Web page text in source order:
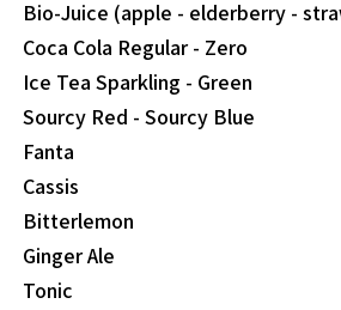
Bio-Juice (apple - elderberry -
Coca Cola Regular - Zero
Ice Tea Sparkling - Green
Sourcy Red - Sourcy Blue
Fanta
Cassis
Bitterlemon
Ginger Ale
Tonic